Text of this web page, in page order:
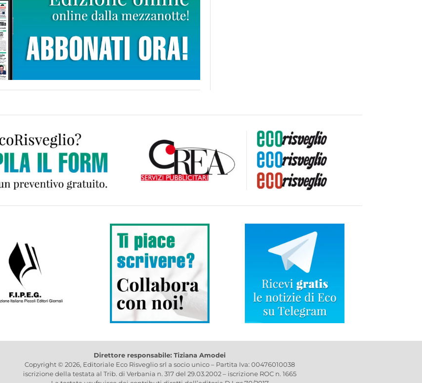
Direttore responsabile: Tiziana Amodei
Copyright © 2026, Editoriale Eco Risveglio srl a socio unico – Partita Iva: 00476010038
iscrizione della testata al Trib. di Verbania n. 317 del 29.03.2002 – iscrizione ROC n. 1665